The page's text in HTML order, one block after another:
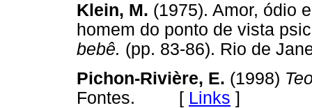
Klein, M. (1975). Amor, ódio
homem do ponto de vista
bebê. (pp. 83-86). Rio de
Pichon-Rivière, E. (1998)
Fontes. [ Links ]